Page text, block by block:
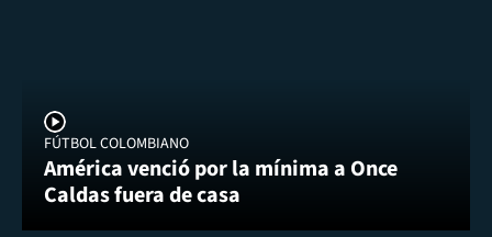
FÚTBOL COLOMBIANO
América venció por la mínima a Once
Caldas fuera de casa